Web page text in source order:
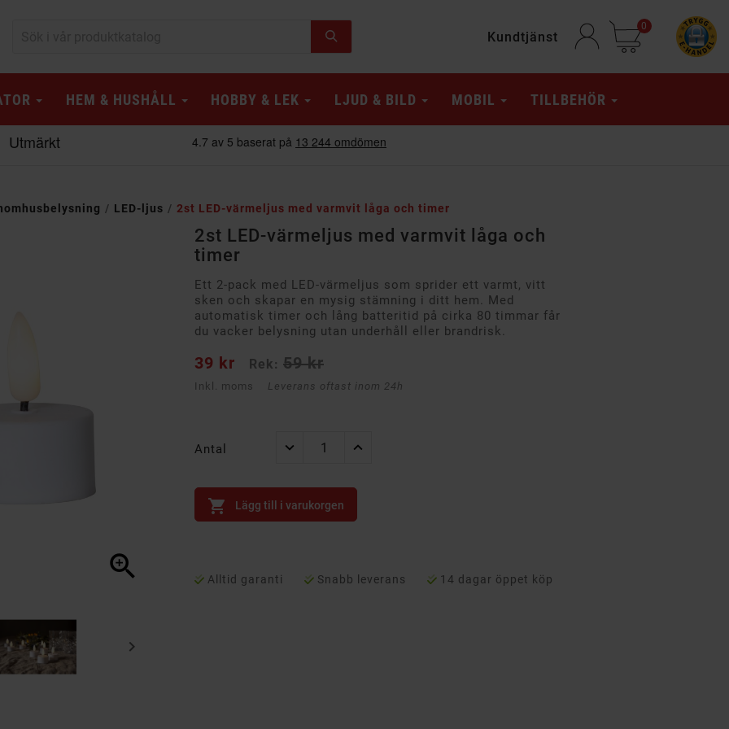
Kundtjänst
0
HEM & HUSHÅLL HOBBY & LEK LJUD & BILD MOBIL TILLBEHÖR
LED-ljus 2st LED-värmeljus med varmvit låga och timer


2st LED-värmeljus med varmvit låga och
timer
Ett 2-pack med LED-värmeljus som sprider ett varmt, vitt
sken och skapar en mysig stämning i ditt hem. Med
automatisk timer och lång batteritid på cirka 80 timmar får
du vacker belysning utan underhåll eller brandrisk.
39 kr Rek: 59 kr
Inkl. moms Leverans oftast inom 24h
Antal
 Lägg till i varukorgen
Alltid garanti Snabb leverans 14 dagar öppet köp